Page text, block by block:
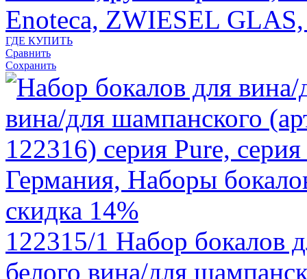
Enoteca, ZWIESEL
ГДЕ КУПИТЬ
Сравнить
Сохранить
скидка 14%
122315/1 Набор бокалов
белого вина/для